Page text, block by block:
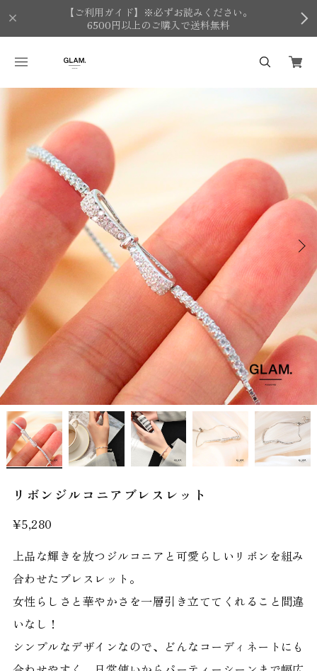
【ご利用ガイド】※必ずお読みください。
6500円以上のご購入で送料無料
リボンジルコニアブレスレット
¥5,280
上品な輝きを放つジルコニアと可愛らしいリボンを組み
合わせたブレスレット。
女性らしさと華やかさを一層引き立ててくれること間違
いなし！
シンプルなデザインなので、どんなコーディネートにも